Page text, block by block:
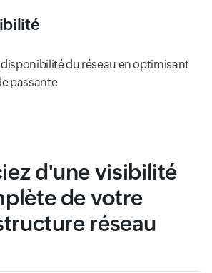
du réseau en optimisant
passante
d'une visibilité
de votre
réseau